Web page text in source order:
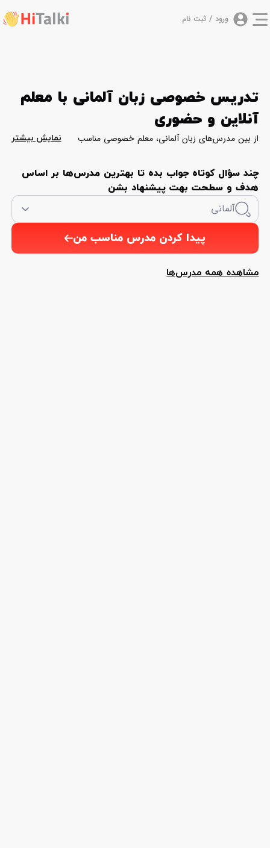
ورود / ثبت نام
تدریس خصوصی زبان آلمانی با معلم
آنلاین و حضوری
از بین مدرس‌های زبان آلمانی، معلم خصوصی مناسب
نوع کلاس آنلاین یا حضوری انتخاب کنید و مسیر یادگیری
آلمانی را متناسب با هدف خود شروع کنید.
نمایش بیشتر
چند سؤال کوتاه جواب بده تا بهترین مدرس‌ها بر اساس
هدف و سطحت بهت پیشنهاد بشن
پیدا کردن مدرس مناسب من
مشاهده همه مدرس‌ها